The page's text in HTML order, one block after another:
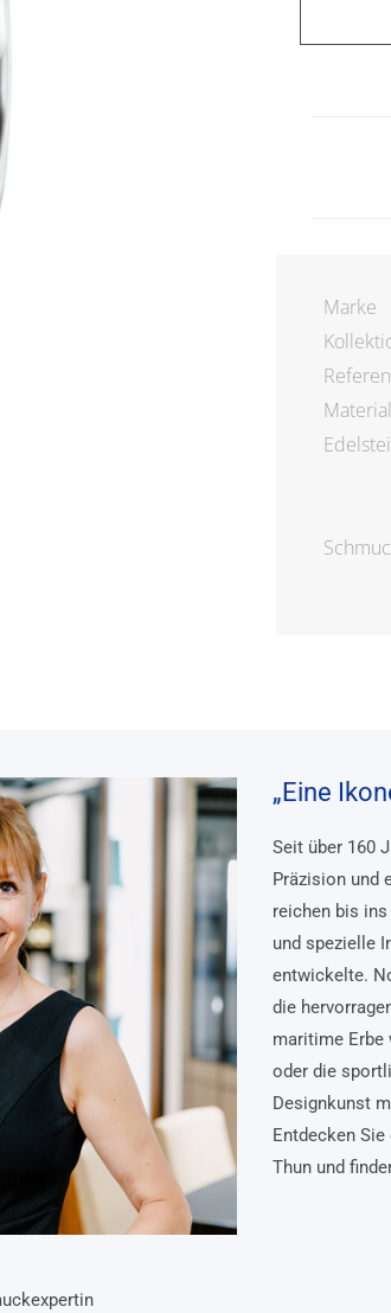
Marke
Material
„Eine
Seit über 160
Präzision und
reichen bis
und spezielle
entwickelte.
die
maritime Erbe
oder die
Designkunst
Entdecken
Thun und